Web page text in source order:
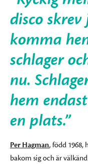
disco
komma
schlager
nu.
hem
en plats.”
Per Hagman, född 1968,
bakom sig och är